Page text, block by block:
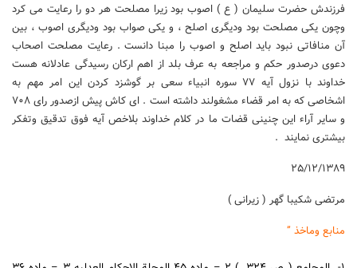
فرزندش حضرت سلیمان ( ع ) اصوب بود زیرا مصلحت هر دو را رعایت می کرد
وچون یکی مصلحت بود ودیگری اصلح ، و یکی صواب بود ودیگری اصوب ، بین
آن منافاتی نبود باید اصلح و اصوب را مبنا دانست . رعایت مصلحت اصحاب
دعوی درصدور حکم و مراجعه به عرف بلد از اهم ارکان رسیدگی عادلانه هست
خداوند با نزول آیه ۷۷ سوره انبیاء سعی بر گوشزد کردن این امر مهم به
اشخاصی که به امر قضاء مشغولند داشته است . ای کاش پیش ازصدور رای ۷۰۸
و سایر آراء این چنینی قضات ما در کلام خداوند بلاخص آیه فوق تدقیق وتفکر
بیشتری نمایند .
۲۵/۱۲/۱۳۸۹
مرتضی شکیبا گهر ( زیرانی )
منابع وماخذ ”